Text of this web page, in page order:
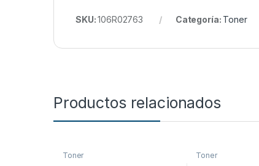
SKU:106R02763 Categoría: Toner
Productos relacionados
Toner Toner